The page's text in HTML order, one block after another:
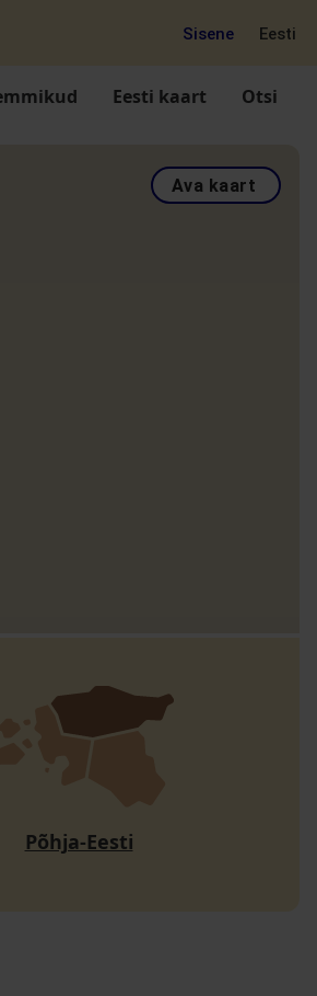
Sisene Eesti
Eesti kaart Otsi
Ava kaart
Põhja-Eesti